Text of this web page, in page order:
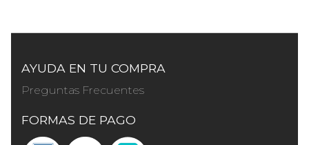
AYUDA EN TU COMPRA
Preguntas Frecuentes
FORMAS DE PAGO